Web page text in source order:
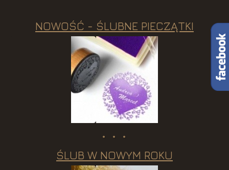
NOWOŚĆ - ŚLUBNE PIECZĄTKI
ŚLUB W NOWYM ROKU